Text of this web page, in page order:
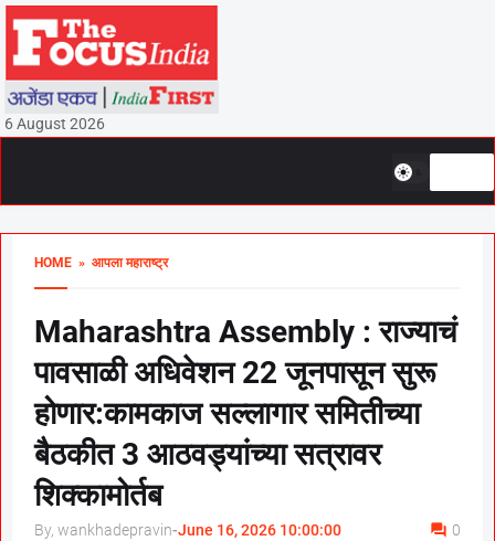
6 August 2026
HOME » आपला महाराष्ट्र
Maharashtra Assembly : राज्याचं
पावसाळी अधिवेशन 22 जूनपासून सुरू
होणार:कामकाज सल्लागार समितीच्या
बैठकीत 3 आठवड्यांच्या सत्रावर
शिक्कामोर्तब
By, wankhadepravin-June 16, 2026 10:00:00 0